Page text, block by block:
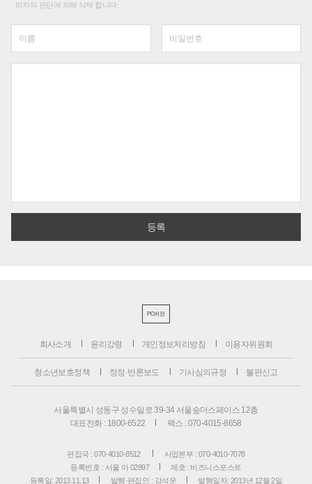
리자의 판단에 의해 삭제 합니다.
PC버전
회사소개 윤리강령 개인정보처리방침 이용자위원회
청소년보호정책 정정·반론보도 기사심의규정 불편신고
서울특별시 성동구 성수일로 39-34 서울숲더스페이스 12층
대표전화 : 1800-6522
팩스 : 070-4015-8658
편집국 : 070-4010-8512
사업본부 : 070-4010-7078
등록번호 : 서울 아 02897
제호 : 비즈니스포스트
등록일: 2013.11.13
발행·편집인 : 강석운 발행일자: 2013년 12월 2일